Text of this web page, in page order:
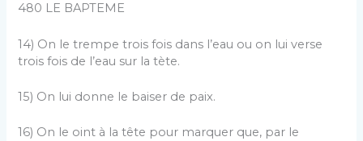
480 LE BAPTEME
14) On le trempe trois fois dans l’eau ou on lui verse
trois fois de l’eau sur la tète.
15) On lui donne le baiser de paix.
16) On le oint à la tête pour marquer que, par le